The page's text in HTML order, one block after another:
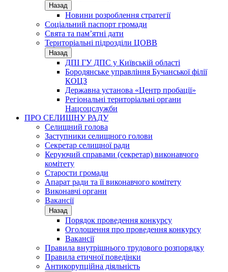
Назад
Новини розроблення стратегії
Соціальний паспорт громади
Свята та пам’ятні дати
Територіальні підрозділи ЦОВВ
Назад
ДПІ ГУ ДПС у Київській області
Бородянське управління Бучанської філії
КОЦЗ
Державна установа «Центр пробації»
Регіональні територіальні органи
Нацсоцслужби
ПРО СЕЛИЩНУ РАДУ
Селищний голова
Заступники селищного голови
Секретар селищної ради
Керуючий справами (секретар) виконавчого
комітету
Старости громади
Апарат ради та її виконавчого комітету
Виконавчі органи
Вакансії
Назад
Порядок проведення конкурсу
Оголошення про проведення конкурсу
Вакансії
Правила внутрішнього трудового розпорядку
Правила етичної поведінки
Антикорупційна діяльність